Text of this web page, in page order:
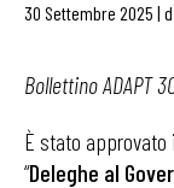
30 Settembre 2025 |
Bollettino ADAPT
È stato approvato
“Deleghe al